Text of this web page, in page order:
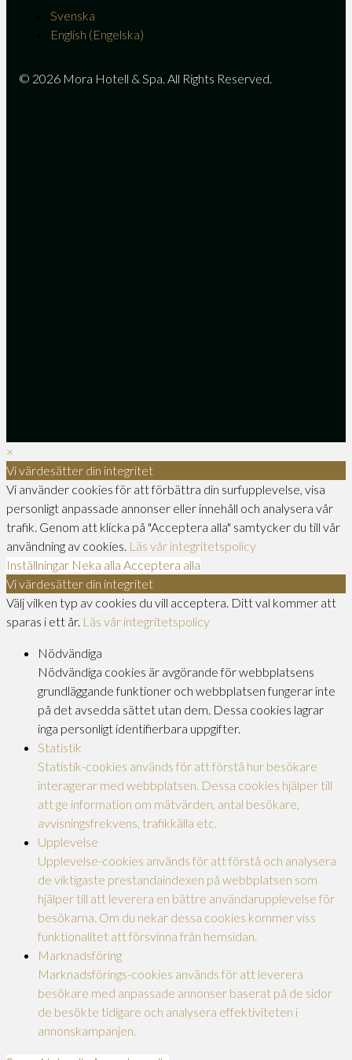
© 2026 Mora Hotell & Spa. All Rights Reserved.
Svenska
English (Engelska)
×
Vi värdesätter din integritet
Vi använder cookies för att förbättra din surfupplevelse, visa
personligt anpassade annonser eller innehåll och analysera vår
trafik. Genom att klicka på "Acceptera alla" samtycker du till vår
användning av cookies. Läs vår integritetspolicy
Inställningar Neka alla Acceptera alla
Vi värdesätter din integritet
Välj vilken typ av cookies du vill acceptera. Ditt val kommer att
sparas i ett år. Läs vår integritetspolicy
Nödvändiga
Nödvändiga cookies är avgörande för webbplatsens
grundläggande funktioner och webbplatsen fungerar inte
på det avsedda sättet utan dem. Dessa cookies lagrar
inga personligt identifierbara uppgifter.
Statistik
Statistik-cookies används för att förstå hur besökare
interagerar med webbplatsen. Dessa cookies hjälper till
att ge information om mätvärden, antal besökare,
avvisningsfrekvens, trafikkälla etc.
Upplevelse
Upplevelse-cookies används för att förstå och analysera
de viktigaste prestandaindexen på webbplatsen som
hjälper till att leverera en bättre användarupplevelse för
besökarna. Om du nekar dessa cookies kommer viss
funktionalitet att försvinna från hemsidan.
Marknadsföring
Marknadsförings-cookies används för att leverera
besökare med anpassade annonser baserat på de sidor
de besökte tidigare och analysera effektiviteten i
annonskampanjen.